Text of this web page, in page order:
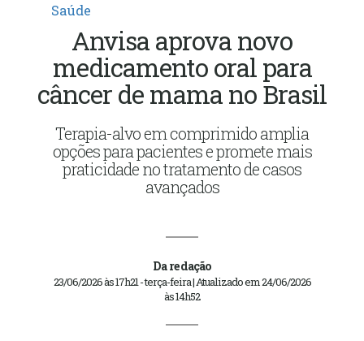
Saúde
Anvisa aprova novo
medicamento oral para
câncer de mama no Brasil
Terapia-alvo em comprimido amplia
opções para pacientes e promete mais
praticidade no tratamento de casos
avançados
Da redação
23/06/2026 às 17h21 - terça-feira | Atualizado em 24/06/2026
às 14h52